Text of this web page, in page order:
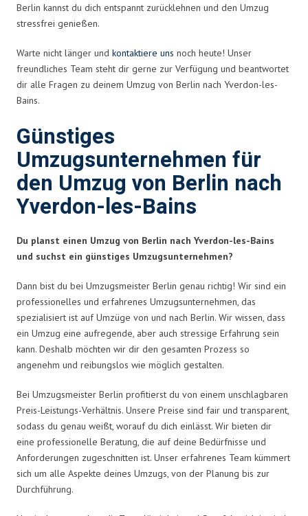
Berlin kannst du dich entspannt zurücklehnen und den Umzug
stressfrei genießen.
Warte nicht länger und kontaktiere uns noch heute! Unser
freundliches Team steht dir gerne zur Verfügung und beantwortet
dir alle Fragen zu deinem Umzug von Berlin nach Yverdon-les-
Bains.
Günstiges
Umzugsunternehmen für
den Umzug von Berlin nach
Yverdon-les-Bains
Du planst einen Umzug von Berlin nach Yverdon-les-Bains
und suchst ein günstiges Umzugsunternehmen?
Dann bist du bei Umzugsmeister Berlin genau richtig! Wir sind ein
professionelles und erfahrenes Umzugsunternehmen, das
spezialisiert ist auf Umzüge von und nach Berlin. Wir wissen, dass
ein Umzug eine aufregende, aber auch stressige Erfahrung sein
kann. Deshalb möchten wir dir den gesamten Prozess so
angenehm und reibungslos wie möglich gestalten.
Bei Umzugsmeister Berlin profitierst du von einem unschlagbaren
Preis-Leistungs-Verhältnis. Unsere Preise sind fair und transparent,
sodass du genau weißt, worauf du dich einlässt. Wir bieten dir
eine professionelle Beratung, die auf deine Bedürfnisse und
Anforderungen zugeschnitten ist. Unser erfahrenes Team kümmert
sich um alle Aspekte deines Umzugs, von der Planung bis zur
Durchführung.